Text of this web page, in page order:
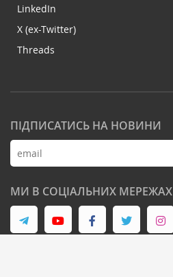
LinkedIn
X (ex-Twitter)
Threads
ПІДПИСАТИСЬ НА НОВИНИ
МИ В СОЦІАЛЬНИХ МЕРЕЖАХ